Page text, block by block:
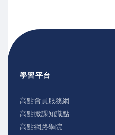
學習平台
高點會員服務網
高點微課知識點
高點網路學院